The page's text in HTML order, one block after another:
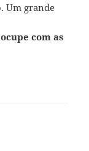
Um grande
com as